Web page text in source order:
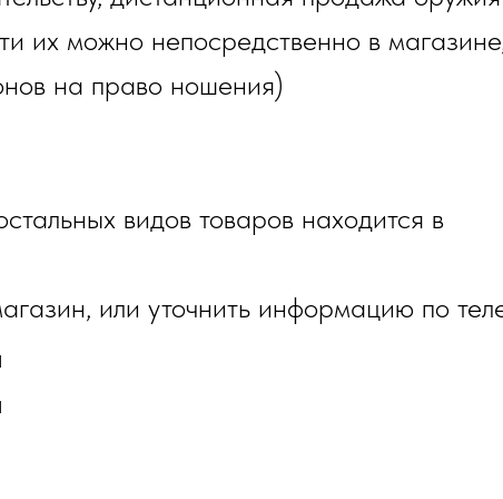
их можно непосредственно в
на право ношения)
видов товаров находится в
или уточнить информацию по